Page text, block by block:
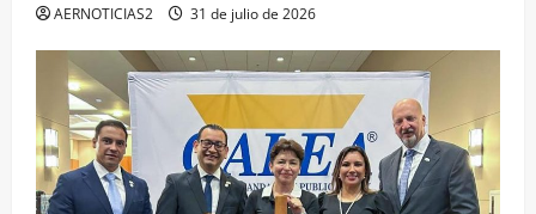
AERNOTICIAS2 31 de julio de 2026